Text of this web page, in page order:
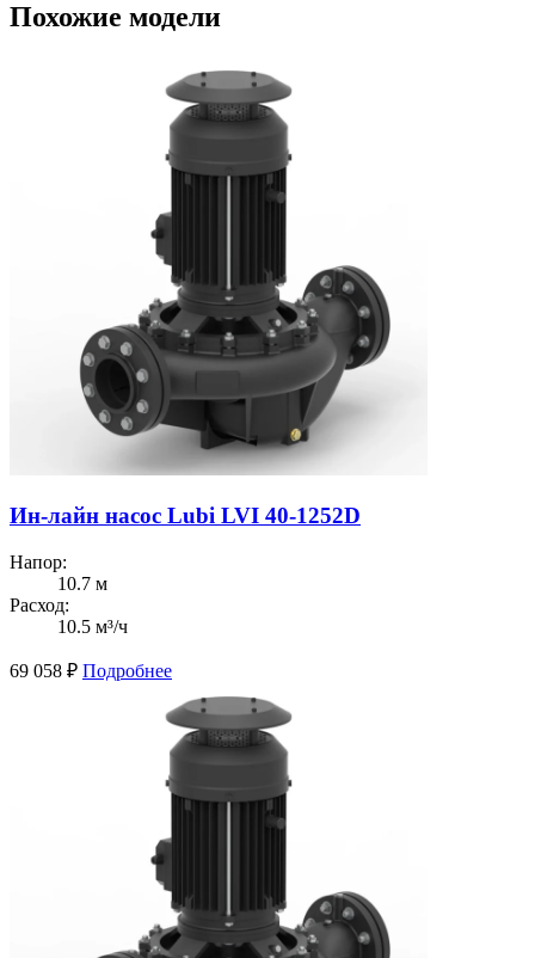
Похожие модели
Ин-лайн насос Lubi LVI 40-1252D
Напор:
10.7 м
Расход:
10.5 м³/ч
69 058 ₽ Подробнее